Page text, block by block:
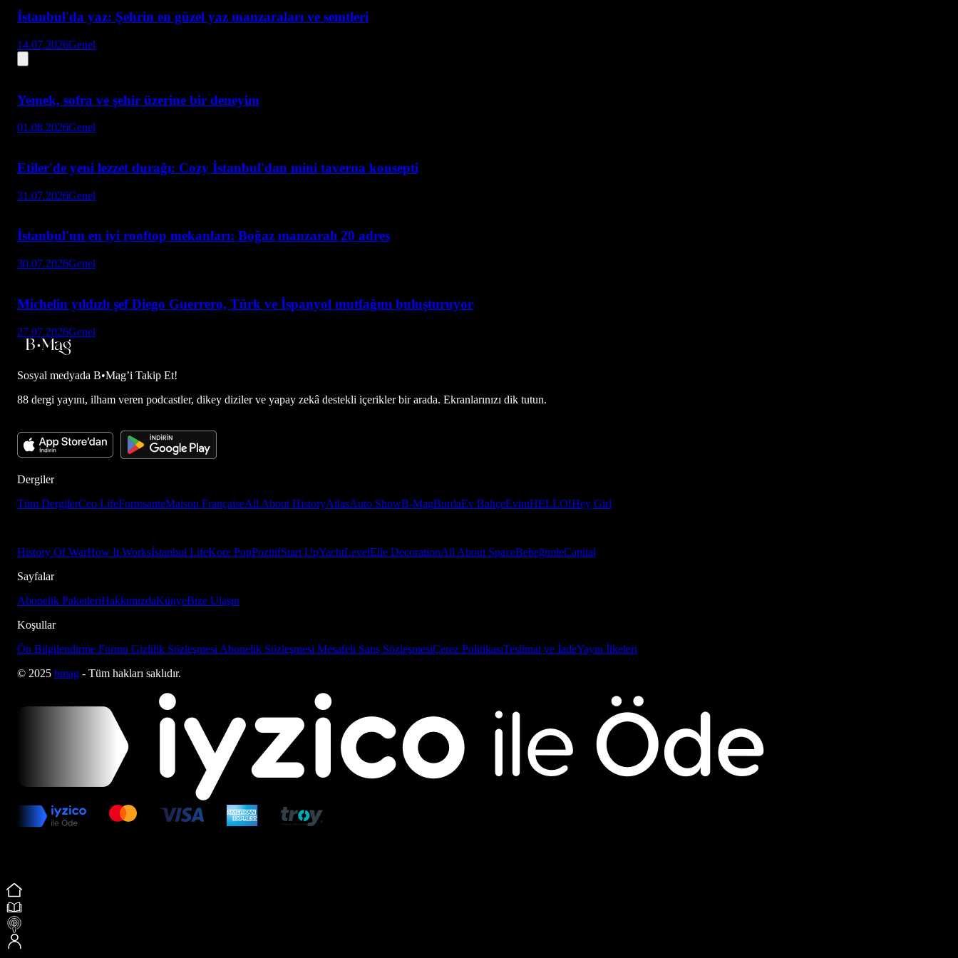
İstanbul'da yaz: Şehrin en güzel yaz manzaraları ve semtleri
14.07.2026Genel
Yemek, sofra ve şehir üzerine bir deneyim
01.08.2026Genel
Etiler'de yeni lezzet durağı: Cozy İstanbul'dan mini taverna konsepti
31.07.2026Genel
İstanbul'un en iyi rooftop mekanları: Boğaz manzaralı 20 adres
30.07.2026Genel
Michelin yıldızlı şef Diego Guerrero, Türk ve İspanyol mutfağını buluşturuyor
27.07.2026Genel
Sosyal medyada B•Mag’i Takip Et!
88 dergi yayını, ilham veren podcastler, dikey diziler ve yapay zekâ destekli içerikler bir arada. Ekranlarınızı dik tutun.
Dergiler
Tüm DergilerCeo LifeFormsanteMaison FrançaiseAll About HistoryAtlasAuto ShowB-MagBurdaEv BahçeEvimHELLO!Hey Girl
History Of WarHow It Worksİstanbul LifeKore PopPozitifStart UpYachtLevelElle DecorationAll About SpaceBebeğimleCapital
Sayfalar
Abonelik PaketleriHakkımızdaKünyeBize Ulaşın
Koşullar
Ön Bilgilendirme Formu Gizlilik Sözleşmesi Abonelik Sözleşmesi Mesafeli Satış SözleşmesiÇerez PolitikasıTeslimat ve İadeYayın İlkeleri
© 2025 bmag - Tüm hakları saklıdır.